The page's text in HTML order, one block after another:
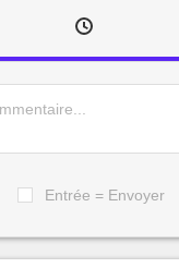
Entrée = Envoyer